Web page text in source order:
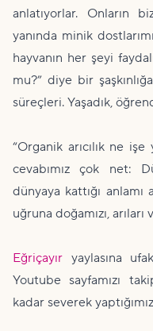
anlatıyorlar. Onların
yanında minik
hayvanın her şeyi
mu?” diye bir
süreçleri. Yaşadık,
“Organik arıcılık ne
cevabımız çok net:
dünyaya kattığı
uğruna doğamızı,
Eğriçayır yaylasına
Youtube sayfamızı
kadar severek